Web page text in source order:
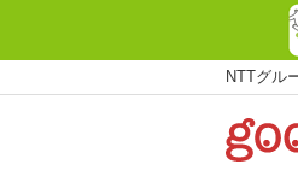
NTTグル